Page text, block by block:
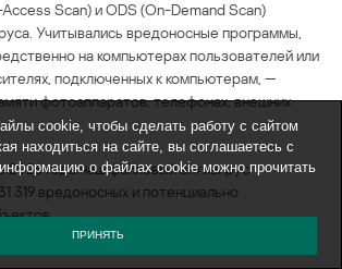
Scan) и ODS (On-Demand Scan)
Учитывались вредоносные программы,
на компьютерах пользователей или
подключенных к компьютерам, —
фотоаппаратов, телефонах, внешних
2026 года наш файловый антивирус
319 вредоносных и потенциально
cookie, чтобы сделать работу с сайтом
находиться на сайте, вы соглашаетесь с
о файлах cookie можно прочитать
ПРИНЯТЬ